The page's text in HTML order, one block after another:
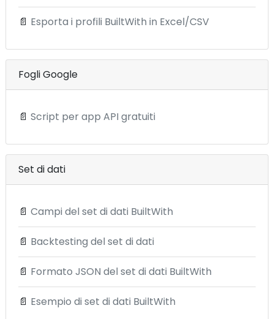
📄 Esporta i profili BuiltWith in Excel/CSV
Fogli Google
📄 Script per app API gratuiti
Set di dati
📄 Campi del set di dati BuiltWith
📄 Backtesting del set di dati
📄 Formato JSON del set di dati BuiltWith
📄 Esempio di set di dati BuiltWith